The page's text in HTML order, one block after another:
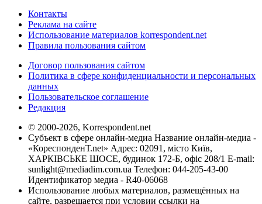
Контакты
Реклама на сайте
Использование материалов korrespondent.net
Правила пользования сайтом
Договор пользования сайтом
Политика в сфере конфиденциальности и персональных
данных
Пользовательское соглашение
Редакция
© 2000-2026, Korrespondent.net
Субъект в сфере онлайн-медиа Название онлайн-медиа -
«КореспонденТ.net» Адрес: 02091, місто Київ,
ХАРКІВСЬКЕ ШОСЕ, будинок 172-Б, офіс 208/1 E-mail:
sunlight@mediadim.com.ua Телефон: 044-205-43-00
Идентификатор медиа - R40-06068
Использование любых материалов, размещённых на
сайте, разрешается при условии ссылки на